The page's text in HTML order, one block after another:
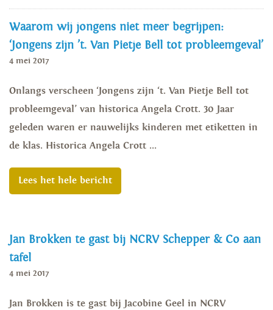
Waarom wij jongens niet meer begrijpen:
‘Jongens zijn ’t. Van Pietje Bell tot probleemgeval’
4 mei 2017
Onlangs verscheen ‘Jongens zijn ‘t. Van Pietje Bell tot
probleemgeval’ van historica Angela Crott. 30 Jaar
geleden waren er nauwelijks kinderen met etiketten in
de klas. Historica Angela Crott ...
Lees het hele bericht
Jan Brokken te gast bij NCRV Schepper & Co aan
tafel
4 mei 2017
Jan Brokken is te gast bij Jacobine Geel in NCRV